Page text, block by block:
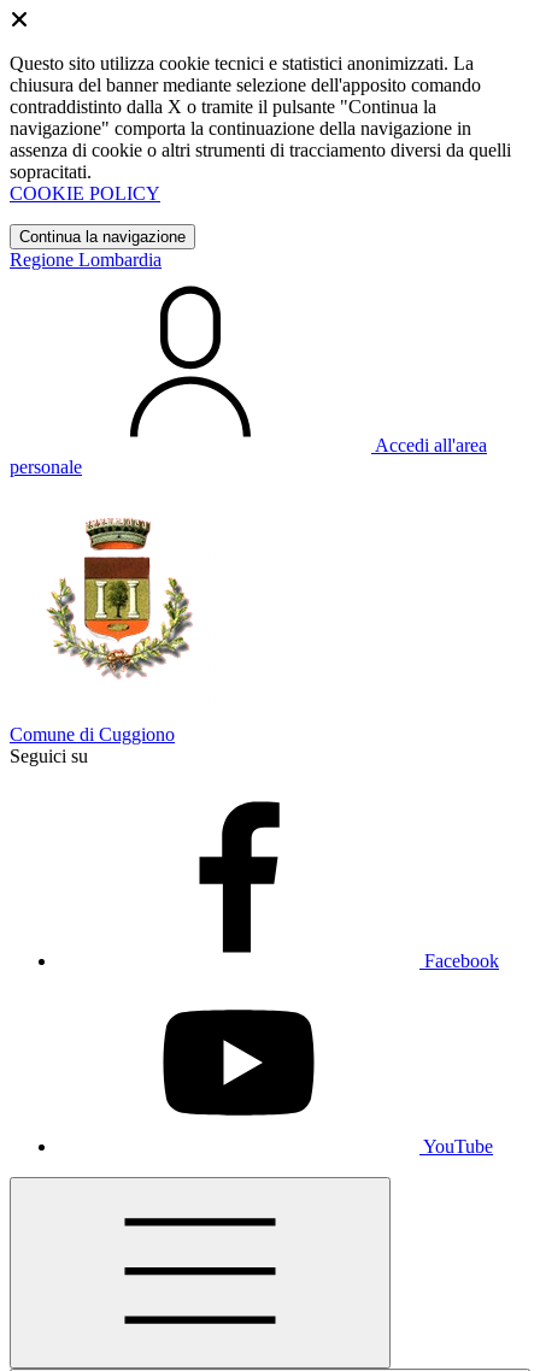
Questo sito utilizza cookie tecnici e statistici anonimizzati. La
chiusura del banner mediante selezione dell'apposito comando
contraddistinto dalla X o tramite il pulsante "Continua la
navigazione" comporta la continuazione della navigazione in
assenza di cookie o altri strumenti di tracciamento diversi da quelli
sopracitati.
COOKIE POLICY
Continua la navigazione
Regione Lombardia
Accedi all'area
personale
Comune di Cuggiono
Seguici su
Facebook
YouTube